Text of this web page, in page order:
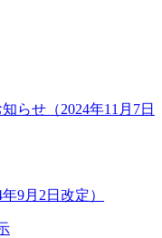
らせ（2024年11月7日
9月2日改定）